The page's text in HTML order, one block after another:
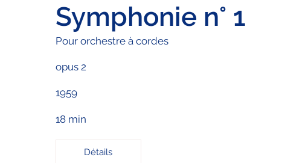
Symphonie n° 1
Pour orchestre à cordes
opus 2
1959
18 min
Détails